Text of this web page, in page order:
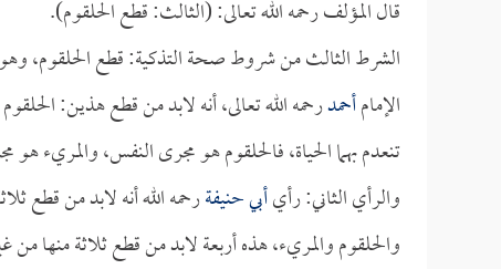
قال المؤلف رحمه الله تعالى: (الثالث: قطع الحلقوم).
الشرط الثالث من شروط صحة التذكية: قطع الحلقوم،
الإمامأحمدرحمه الله تعالى، أنه لابد من قطع هذين:
تنعدم بهما الحياة، فالحلقوم هو مجرى النفس، والمريء هو
والرأي الثاني: رأيأبي حنيفةرحمه الله أنه لابد من قطع
والحلقوم والمريء، هذه أربعة لابد من قطع ثلاثة منها